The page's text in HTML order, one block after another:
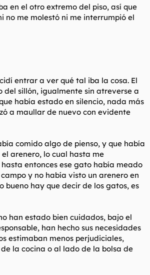
en el otro extremo del piso, así que
no me molestó ni me interrumpió el
entrar a ver qué tal iba la cosa. El
del sillón, igualmente sin atreverse a
había estado en silencio, nada más
a maullar de nuevo con evidente
comido algo de pienso, y que había
el arenero, lo cual hasta me
entonces ese gato había meado
y no había visto un arenero en
bueno hay que decir de los gatos, es
han estado bien cuidados, bajo el
han hecho sus necesidades
estimaban menos perjudiciales,
la cocina o al lado de la bolsa de